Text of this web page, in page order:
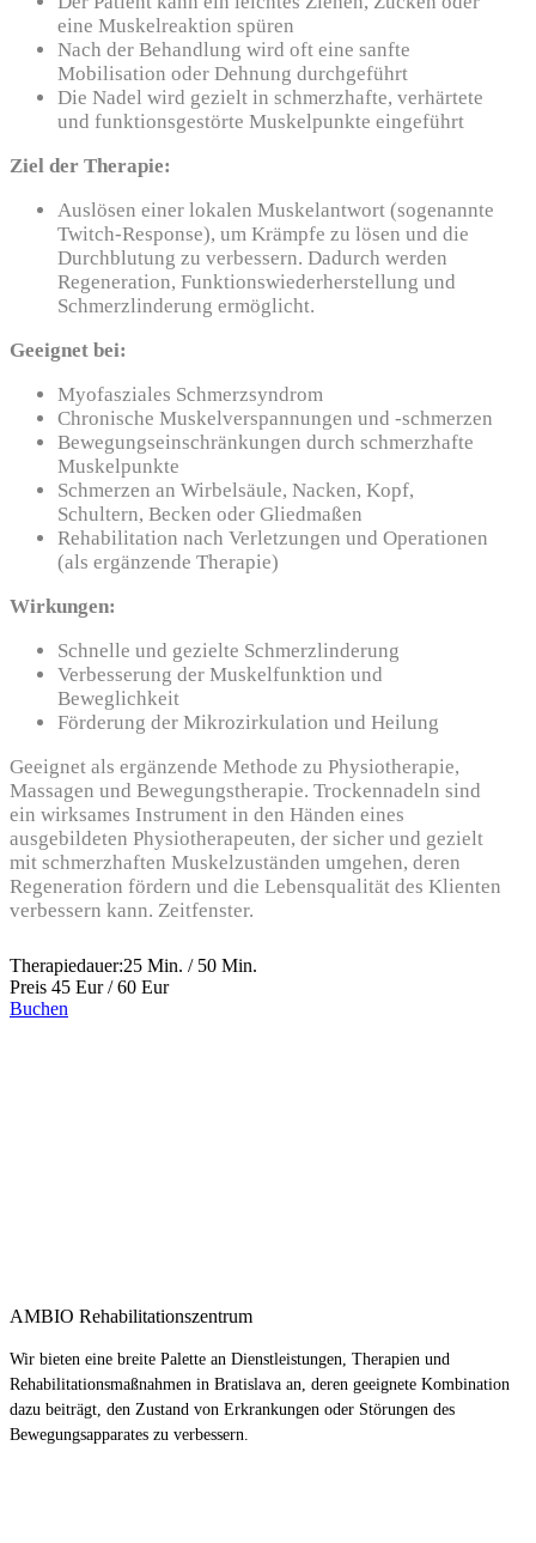
eine Muskelreaktion spüren
Nach der Behandlung wird oft eine sanfte
Mobilisation oder Dehnung durchgeführt
Die Nadel wird gezielt in schmerzhafte, verhärtete
und funktionsgestörte Muskelpunkte eingeführt
Ziel der Therapie:
Auslösen einer lokalen Muskelantwort (sogenannte
Twitch-Response), um Krämpfe zu lösen und die
Durchblutung zu verbessern. Dadurch werden
Regeneration, Funktionswiederherstellung und
Schmerzlinderung ermöglicht.
Geeignet bei:
Myofasziales Schmerzsyndrom
Chronische Muskelverspannungen und -schmerzen
Bewegungseinschränkungen durch schmerzhafte
Muskelpunkte
Schmerzen an Wirbelsäule, Nacken, Kopf,
Schultern, Becken oder Gliedmaßen
Rehabilitation nach Verletzungen und Operationen
(als ergänzende Therapie)
Wirkungen:
Schnelle und gezielte Schmerzlinderung
Verbesserung der Muskelfunktion und
Beweglichkeit
Förderung der Mikrozirkulation und Heilung
Geeignet als ergänzende Methode zu Physiotherapie,
Massagen und Bewegungstherapie. Trockennadeln sind
ein wirksames Instrument in den Händen eines
ausgebildeten Physiotherapeuten, der sicher und gezielt
mit schmerzhaften Muskelzuständen umgehen, deren
Regeneration fördern und die Lebensqualität des Klienten
verbessern kann. Zeitfenster.
Therapiedauer:25 Min. / 50 Min.
Preis 45 Eur / 60 Eur
Buchen
AMBIO Rehabilitationszentrum
Wir bieten eine breite Palette an Dienstleistungen, Therapien und
Rehabilitationsmaßnahmen in Bratislava an, deren geeignete Kombination
dazu beiträgt, den Zustand von Erkrankungen oder Störungen des
Bewegungsapparates zu verbessern.